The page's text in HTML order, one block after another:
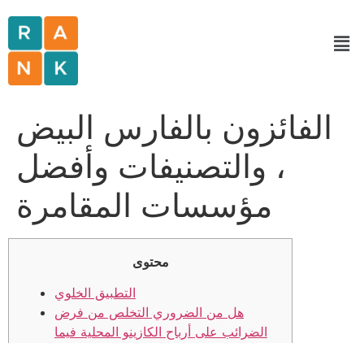
الفائزون بالفارس البيض
، والتصنيفات وأفضل
مؤسسات المقامرة
محتوى
التطبيق الخلوي
هل من الضروري التخلص من فرض
الضرائب على أرباح الكازينو المحلية فيما